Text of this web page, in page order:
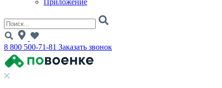
Приложение
8 800 500-71-81 Заказать звонок